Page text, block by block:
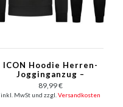
ICON Hoodie Herren-
Jogginganzug –
Herren-
Trainingsanzug –
Herren-Loungewear
89,99 €
inkl. MwSt und zzgl. Versandkosten